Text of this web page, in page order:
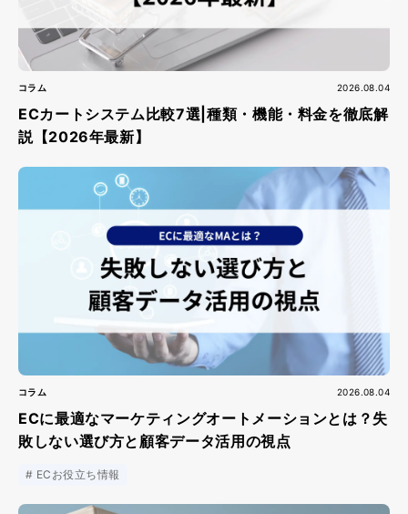
コラム 2026.08.04
ECカートシステム比較7選|種類・機能・料金を徹底解
説【2026年最新】
コラム 2026.08.04
ECに最適なマーケティングオートメーションとは？失
敗しない選び方と顧客データ活用の視点
ECお役立ち情報